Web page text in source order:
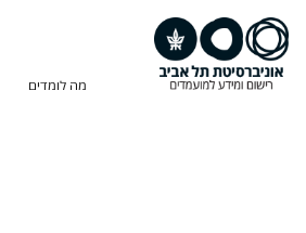
מה לומדים